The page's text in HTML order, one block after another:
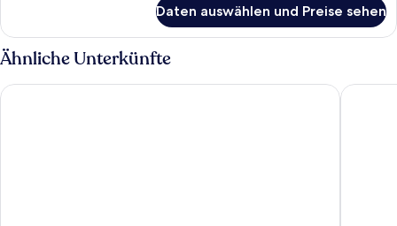
Meerblick
Daten auswählen und Preise sehen
Ähnliche Unterkünfte
auberge maison gagne Hotel -